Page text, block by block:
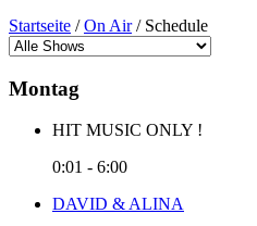
Startseite /On Air/ Schedule
Montag
HIT MUSIC ONLY !
0:01 - 6:00
DAVID & ALINA